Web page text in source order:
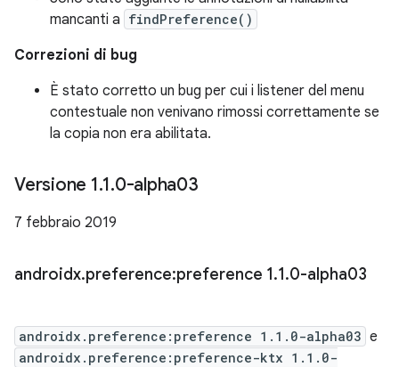
mancanti a findPreference()
Correzioni di bug
È stato corretto un bug per cui i listener del menu
contestuale non venivano rimossi correttamente se
la copia non era abilitata.
Versione 1.1.0-alpha03
7 febbraio 2019
androidx.preference:preference 1.1.0-alpha03
androidx.preference:preference 1.1.0-alpha03 e
androidx.preference:preference-ktx 1.1.0-